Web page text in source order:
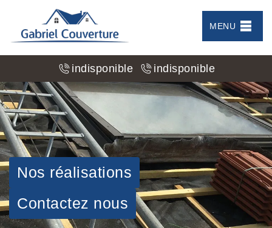
MENU
indisponible indisponible
Nos réalisations
Contactez nous